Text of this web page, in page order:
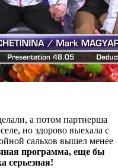
а потом партнерша
но здорово выехала с
сальхов вышел менее
программа, еще бы
серьезная!